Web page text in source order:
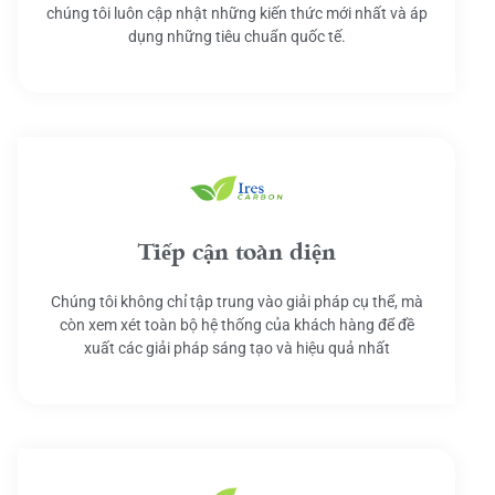
chúng tôi luôn cập nhật những kiến thức mới nhất và áp
dụng những tiêu chuẩn quốc tế.
Tiếp cận toàn diện
Chúng tôi không chỉ tập trung vào giải pháp cụ thể, mà
còn xem xét toàn bộ hệ thống của khách hàng để đề
xuất các giải pháp sáng tạo và hiệu quả nhất